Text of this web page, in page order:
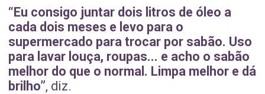
“Eu consigo juntar dois litros de óleo a
cada dois meses e levo para o
supermercado para trocar por sabão. Uso
para lavar louça, roupas... e acho o sabão
melhor do que o normal. Limpa melhor e dá
brilho”, diz.